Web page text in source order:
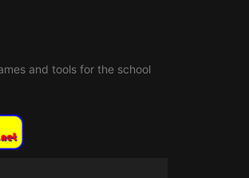
and tools for the school